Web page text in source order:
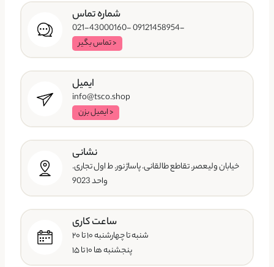
شماره تماس
-09121458954 -021-43000160
< تماس بگیر
ایمیل
info@tsco.shop
< ایمیل بزن
نشانی
خیابان ولیعصر. تقاطع طالقانی. پاساژ نور. ط اول تجاری.
واحد 9023
ساعت کاری
شنبه تا چهارشنبه ۱۰ تا ۲۰
پنجشنبه ها ۱۰ تا ۱۵